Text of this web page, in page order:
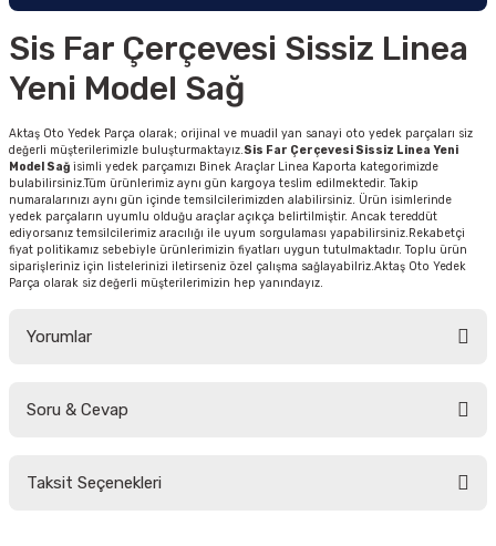
Sis Far Çerçevesi Sissiz Linea
Yeni Model Sağ
Aktaş Oto Yedek Parça olarak; orijinal ve muadil yan sanayi oto yedek parçaları siz
değerli müşterilerimizle buluşturmaktayız.Sis Far Çerçevesi Sissiz Linea Yeni
Model Sağ isimli yedek parçamızı Binek Araçlar Linea Kaporta kategorimizde
bulabilirsiniz.Tüm ürünlerimiz aynı gün kargoya teslim edilmektedir. Takip
numaralarınızı aynı gün içinde temsilcilerimizden alabilirsiniz. Ürün isimlerinde
yedek parçaların uyumlu olduğu araçlar açıkça belirtilmiştir. Ancak tereddüt
ediyorsanız temsilcilerimiz aracılığı ile uyum sorgulaması yapabilirsiniz.Rekabetçi
fiyat politikamız sebebiyle ürünlerimizin fiyatları uygun tutulmaktadır. Toplu ürün
siparişleriniz için listelerinizi iletirseniz özel çalışma sağlayabilriz.Aktaş Oto Yedek
Parça olarak siz değerli müşterilerimizin hep yanındayız.
Yorumlar
Soru & Cevap
Taksit Seçenekleri